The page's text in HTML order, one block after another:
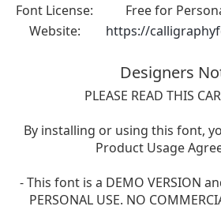
Font License:
Free for
Website:
https://
Designers
PLEASE READ THIS
By installing or using this font,
Product Usage
- This font is a DEMO VERSION
PERSONAL USE. NO